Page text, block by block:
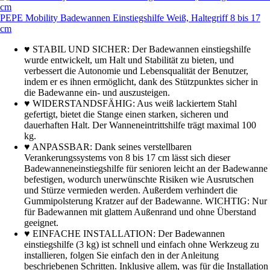
PEPE Mobility Badewannen Einstiegshilfe Weiß, Haltegriff 8 bis 17
cm
♥ STABIL UND SICHER: Der Badewannen einstiegshilfe
wurde entwickelt, um Halt und Stabilität zu bieten, und
verbessert die Autonomie und Lebensqualität der Benutzer,
indem er es ihnen ermöglicht, dank des Stützpunktes sicher in
die Badewanne ein- und auszusteigen.
♥ WIDERSTANDSFÄHIG: Aus weiß lackiertem Stahl
gefertigt, bietet die Stange einen starken, sicheren und
dauerhaften Halt. Der Wanneneintrittshilfe trägt maximal 100
kg.
♥ ANPASSBAR: Dank seines verstellbaren
Verankerungssystems von 8 bis 17 cm lässt sich dieser
Badewanneneinstiegshilfe für senioren leicht an der Badewanne
befestigen, wodurch unerwünschte Risiken wie Ausrutschen
und Stürze vermieden werden. Außerdem verhindert die
Gummipolsterung Kratzer auf der Badewanne. WICHTIG: Nur
für Badewannen mit glattem Außenrand und ohne Überstand
geeignet.
♥ EINFACHE INSTALLATION: Der Badewannen
einstiegshilfe (3 kg) ist schnell und einfach ohne Werkzeug zu
installieren, folgen Sie einfach den in der Anleitung
beschriebenen Schritten. Inklusive allem, was für die Installation